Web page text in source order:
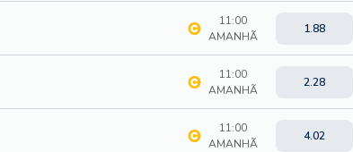
11:00
AMANHÃ
1.88
11:00
AMANHÃ
2.28
11:00
AMANHÃ
4.02